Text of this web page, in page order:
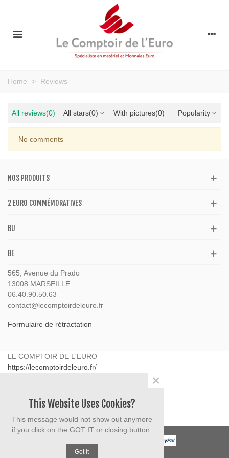
Home > Reviews
All reviews(0) All stars(0) With pictures(0) Popularity
No comments
NOS PRODUITS
2 EURO COMMÉMORATIVES
BU
BE
565, Avenue du Prado
13008 MARSEILLE
06.40.90.50.63
contact@lecomptoirdeleuro.fr
Formulaire de rétractation
LE COMPTOIR DE L'EURO
https://lecomptoirdeleuro.fr/
France
06.40.90.50.63
contact@lecomptoirdeleuro.fr
This Website Uses Cookies?
This message would not show out anymore
if you click on the GOT IT or closing button.
Got it
×